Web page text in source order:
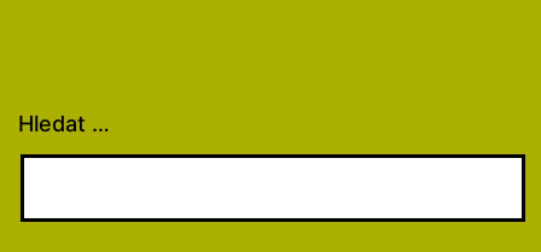
Hledat …